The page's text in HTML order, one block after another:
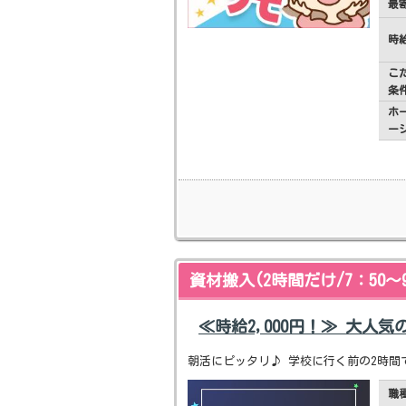
最
時
こ
条
ホ
ー
資材搬入(2時間だけ/7：50
≪時給2,000円！≫ 大人気
朝活にピッタリ♪ 学校に行く前の2時間
職